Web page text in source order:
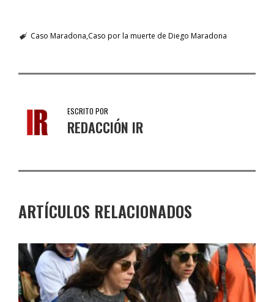
Caso Maradona Caso por la muerte de Diego Maradona
ESCRITO POR
REDACCIÓN IR
ARTÍCULOS RELACIONADOS